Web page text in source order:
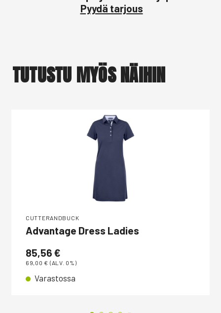
Pyydä tarjous
TUTUSTU MYÖS NÄIHIN
CUTTERANDBUCK
Advantage Dress Ladies
85,56 €
69,00 € (ALV. 0%)
Varastossa